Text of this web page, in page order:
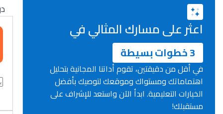
اعثر على مسارك المثالي في
3 خطوات بسيطة
في أقل من دقيقتين، تقوم أداتنا المجانية بتحليل
اهتماماتك ومستواك وموقعك لتوصيك بأفضل
الخيارات التعليمية. ابدأ الآن واستعد للإشراف على
مستقبلك!